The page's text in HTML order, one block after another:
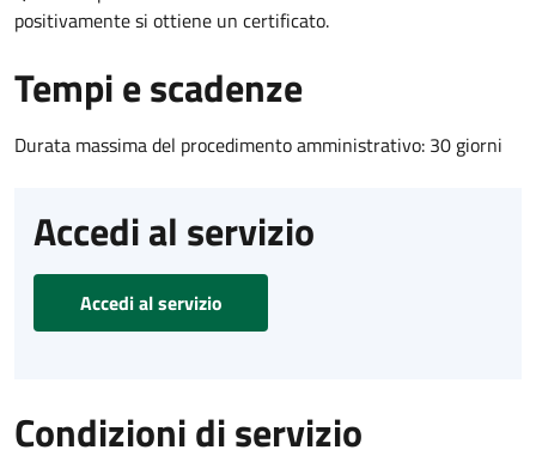
positivamente si ottiene un certificato.
Tempi e scadenze
Durata massima del procedimento amministrativo: 30 giorni
Accedi al servizio
Accedi al servizio
Condizioni di servizio